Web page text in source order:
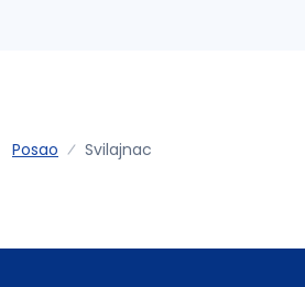
Posao Svilajnac